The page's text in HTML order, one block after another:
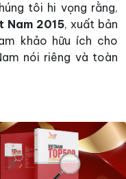
tôi hi vọng rằng,
Nam 2015, xuất bản
khảo hữu ích cho
nói riêng và toàn